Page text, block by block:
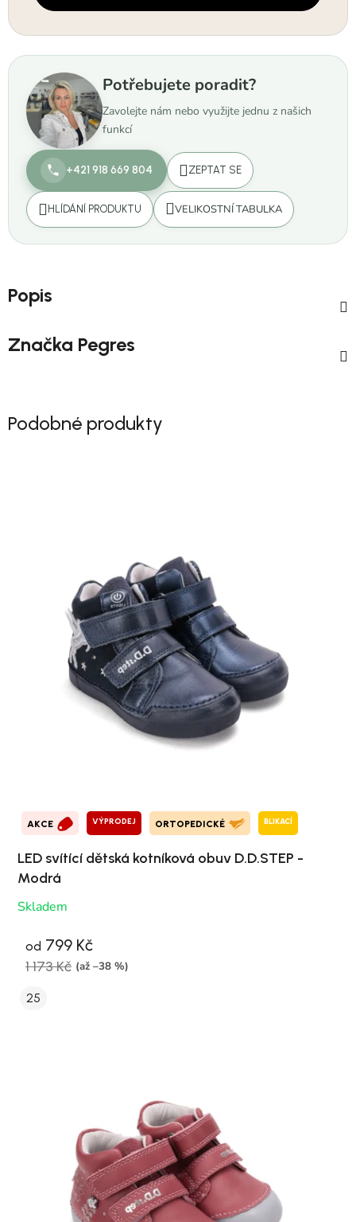
Potřebujete poradit?
Zavolejte nám nebo využijte jednu z našich
funkcí
+421 918 669 804 ZEPTAT SE
HLÍDÁNÍ PRODUKTU VELIKOSTNÍ TABULKA
Popis
Značka Pegres
Podobné produkty
AKCE VÝPRODEJ ORTOPEDICKÉ BLIKACÍ
LED svítící dětská kotníková obuv D.D.STEP -
Modrá
Skladem
od 799 Kč
1 173 Kč (až –38 %)
25